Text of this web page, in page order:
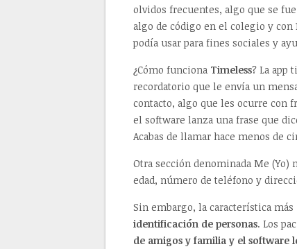
olvidos frecuentes, algo que se
algo de código en el colegio y con
podía usar para fines sociales y
¿Cómo funciona Timeless? La app
recordatorio que le envía un
contacto, algo que les ocurre con
el software lanza una frase que
Acabas de llamar hace menos de
Otra sección denominada Me
edad, número de teléfono y
Sin embargo, la característica
identificación de personas. Los
de amigos y familia y el software